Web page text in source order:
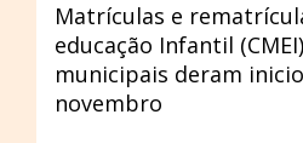
Matrículas e
educação Infantil
municipais deram
novembro